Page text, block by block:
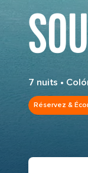
7 nuits •
Réservez &